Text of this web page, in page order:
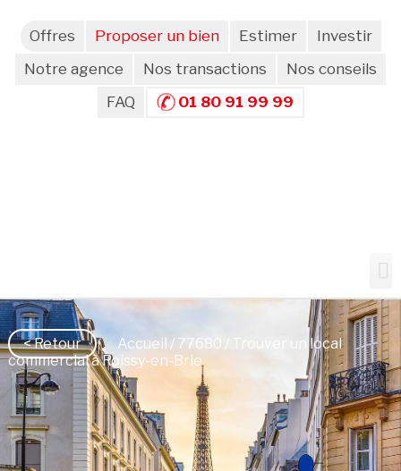
Offres Proposer un bien Estimer
Investir
Notre agence
Nos transactions
Nos conseils
FAQ
01 80 91 99 99
< Retour Accueil / 77680 / Trouver un local
commercial à Roissy-en-Brie